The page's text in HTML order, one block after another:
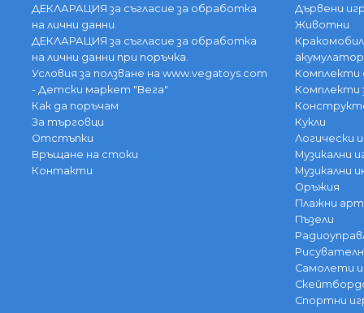
ДЕКЛАРАЦИЯ за съгласие за обработка
на лични данни.
ДЕКЛАРАЦИЯ за съгласие за обработка
на лични данни при поръчка.
Условия за ползване на www.vegatoys.com
- Детски маркет "Вега"
Как да поръчам
За търговци
Отстъпки
Връщане на стоки
Контакти
Дървени
Животни
Комплекти
Комплекти
Кукли
Логически
Музикални
Музикални
Оръжия
Плажни
Пъзели
Самолети
Спортни